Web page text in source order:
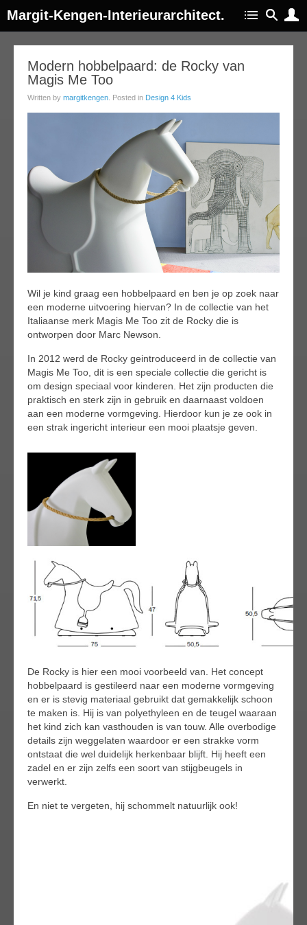
Margit-Kengen-Interieurarchitect.
Modern hobbelpaard: de Rocky van
Magis Me Too
Written by margitkengen . Posted in Design 4 Kids
Wil je kind graag een hobbelpaard en ben je op zoek naar
een moderne uitvoering hiervan? In de collectie van het
Italiaanse merk Magis Me Too zit de Rocky die is
ontworpen door Marc Newson.
In 2012 werd de Rocky geintroduceerd in de collectie van
Magis Me Too, dit is een speciale collectie die gericht is
om design speciaal voor kinderen. Het zijn producten die
praktisch en sterk zijn in gebruik en daarnaast voldoen
aan een moderne vormgeving. Hierdoor kun je ze ook in
een strak ingericht interieur een mooi plaatsje geven.
De Rocky is hier een mooi voorbeeld van. Het concept
hobbelpaard is gestileerd naar een moderne vormgeving
en er is stevig materiaal gebruikt dat gemakkelijk schoon
te maken is. Hij is van polyethyleen en de teugel waaraan
het kind zich kan vasthouden is van touw. Alle overbodige
details zijn weggelaten waardoor er een strakke vorm
ontstaat die wel duidelijk herkenbaar blijft. Hij heeft een
zadel en er zijn zelfs een soort van stijgbeugels in
verwerkt.
En niet te vergeten, hij schommelt natuurlijk ook!